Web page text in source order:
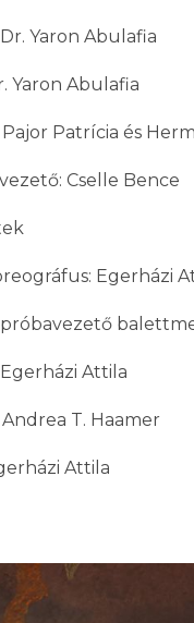
Yaron Abulafia
Yaron Abulafia
Patrícia és
Cselle Bence
Egerházi
Attila
T. Haamer
Attila